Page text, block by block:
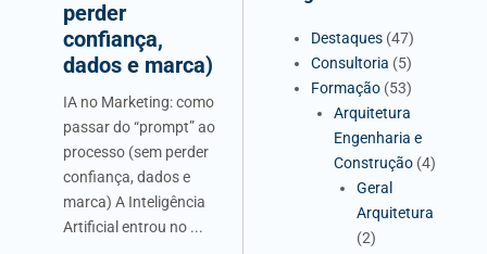
perder
confiança,
dados e marca)
IA no Marketing: como
passar do “prompt” ao
processo (sem perder
confiança, dados e
marca) A Inteligência
Artificial entrou no ...
Destaques (47)
Consultoria (5)
Formação (53)
Arquitetura
Engenharia e
Construção (4)
Geral
Arquitetura
(2)